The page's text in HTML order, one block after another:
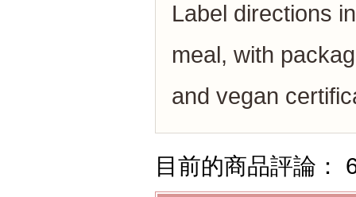
Label directions
meal, with
and vegan
目前的商品評論：